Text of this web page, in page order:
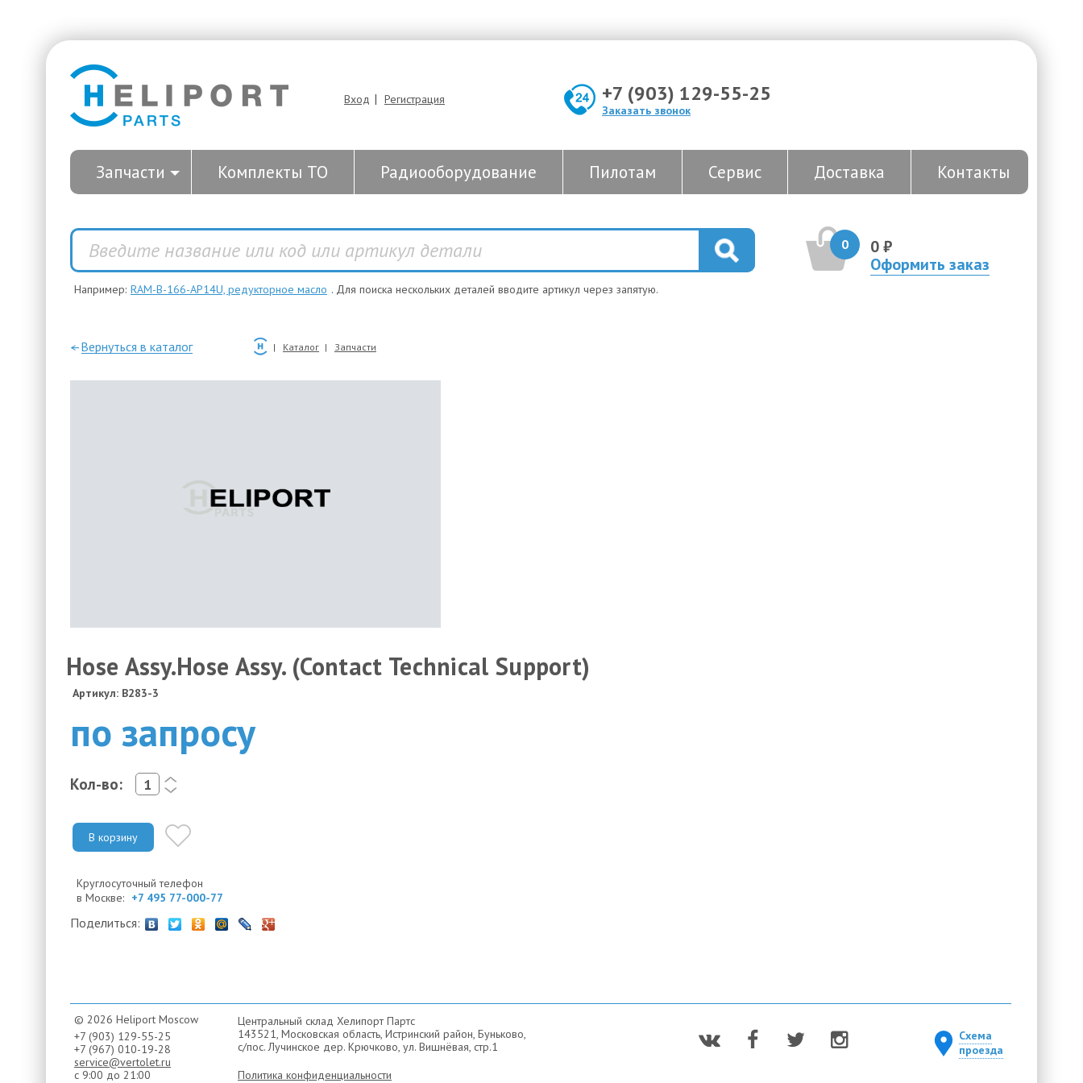
Вход | Регистрация +7 (903) 129-55-25
Заказать звонок
Запчасти Комплекты ТО Радиооборудование Пилотам Сервис Доставка Контакты
0
0 ₽
Оформить заказ
Например: RAM-B-166-AP14U, редукторное масло . Для поиска нескольких деталей вводите артикул через запятую.
—Вернуться в каталог Каталог Запчасти
Hose Assy.Hose Assy. (Contact Technical Support)
Артикул: B283-3
по запросу
Кол-во:
<
>
В корзину
Круглосуточный телефон
в Москве: +7 495 77-000-77
Поделиться:
© 2026 Heliport Moscow
+7 (903) 129-55-25
+7 (967) 010-19-28
service@vertolet.ru
с 9:00 до 21:00
Центральный склад Хелипорт Партс
143521, Московская область, Истринский район, Буньково,
с/пос. Лучинское дер. Крючково, ул. Вишнёвая, стр.1
Политика конфиденциальности
Схема
проезда